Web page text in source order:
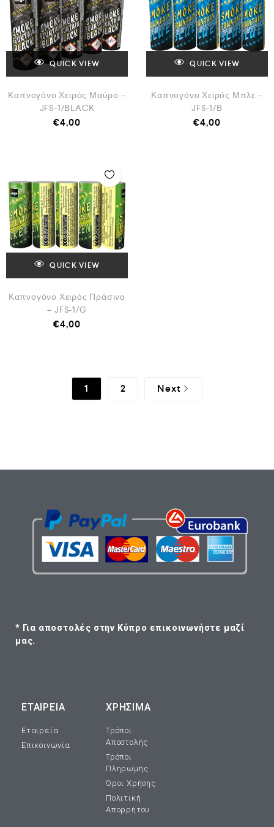
QUICK VIEW
Καπνογόνο Χειρός Μαύρο –
JFS-1/ΒLACK
€4,00
QUICK VIEW
Καπνογόνο Χειρός Μπλε –
JFS-1/Β
€4,00
QUICK VIEW
Καπνογόνο Χειρός Πράσινο
– JFS-1/G
€4,00
1 2 Next
* Για αποστολές στην Κύπρο επικοινωνήστε μαζί
μας.
ΕΤΑΙΡΕΊΑ
Εταιρεία
Επικοινωνία
ΧΡΗΣΙΜΑ
Τρόποι
Αποστολής
Τρόποι
Πληρωμής
Όροι Χρήσης
Πολιτική
Απορρήτου